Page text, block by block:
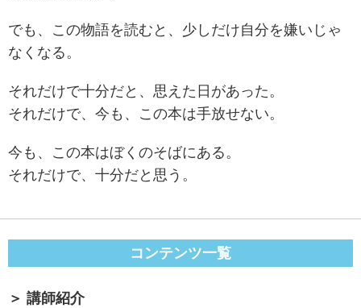
でも、この物語を読むと、少しだけ自分を嫌いじゃ
なくなる。
それだけで十分だと、思えた日があった。
それだけで、今も、この本は手放せない。
今も、この本はぼくのそばにある。
それだけで、十分だと思う。
コンテンツ一覧
講師紹介